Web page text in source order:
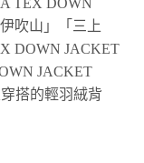
吹山」「三上
DOWN JACKET
JACKET
搭的輕羽絨背